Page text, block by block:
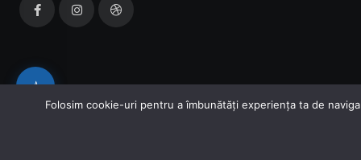
Folosim cookie-uri pentru a îmbunătăți experiența ta de
⭐